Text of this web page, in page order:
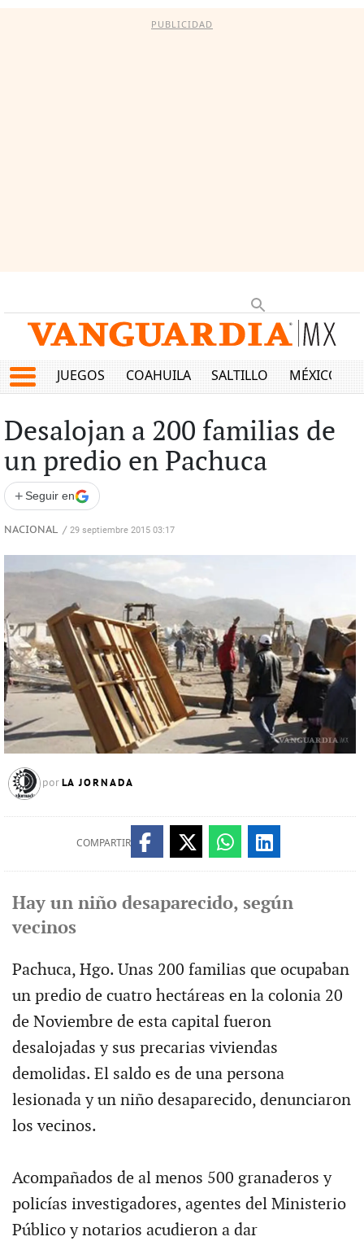
PUBLICIDAD
JUEGOS COAHUILA SALTILLO MÉXICO
Desalojan a 200 familias de
un predio en Pachuca
+ Seguir en
NACIONAL / 29 septiembre 2015 03:17
por LA JORNADA
COMPARTIR
Hay un niño desaparecido, según
vecinos
Pachuca, Hgo. Unas 200 familias que ocupaban
un predio de cuatro hectáreas en la colonia 20
de Noviembre de esta capital fueron
desalojadas y sus precarias viviendas
demolidas. El saldo es de una persona
lesionada y un niño desaparecido, denunciaron
los vecinos.
Acompañados de al menos 500 granaderos y
policías investigadores, agentes del Ministerio
Público y notarios acudieron a dar